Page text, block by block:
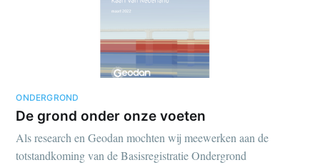
ONDERGROND
De grond onder onze voeten
Als research en Geodan mochten wij meewerken aan de
totstandkoming van de Basisregistratie Ondergrond